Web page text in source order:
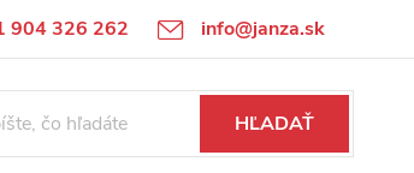
904 326 262 info@janza.sk
Reklamačné podmienky Podmienky ochrany
HĽADAŤ